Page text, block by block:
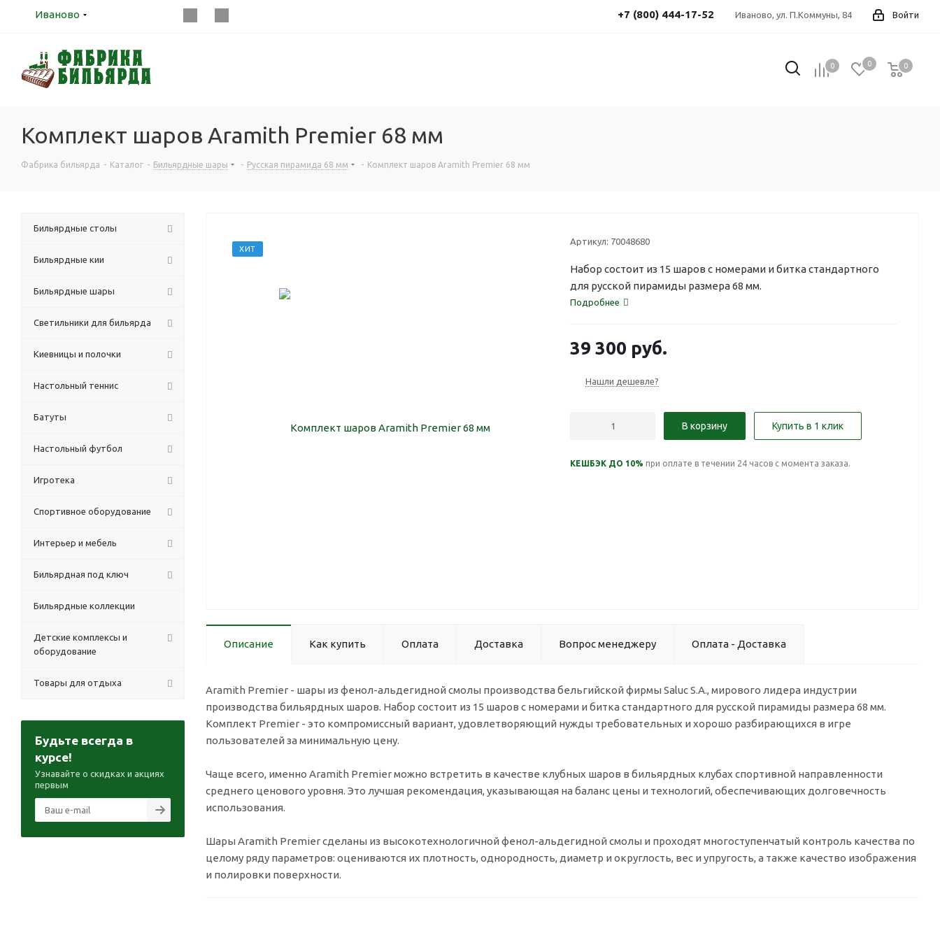
Иваново Войти
Иваново, ул. П.Коммуны, 84
+7 (800) 444-17-52
0 0 0
0
Комплект шаров Aramith Premier 68 мм
Фабрика бильярда - Каталог - Бильярдные шары - Русская пирамида 68 мм - Комплект шаров Aramith Premier 68 мм
ХИТ
Артикул: 70048680
Набор состоит из 15 шаров с номерами и битка стандартного
для русской пирамиды размера 68 мм.
Подробнее
39 300 руб.
Нашли дешевле?
В корзину Купить в 1 клик
КЕШБЭК ДО 10% при оплате в течении 24 часов с момента заказа.
Описание Как купить Оплата Доставка Вопрос менеджеру Оплата - Доставка
Aramith Premier - шары из фенол-альдегидной смолы производства бельгийской фирмы Saluc S.A., мирового лидера индустрии
производства бильярдных шаров. Набор состоит из 15 шаров с номерами и битка стандартного для русской пирамиды размера 68 мм.
Комплект Premier - это компромиссный вариант, удовлетворяющий нужды требовательных и хорошо разбирающихся в игре
пользователей за минимальную цену.
Чаще всего, именно Aramith Premier можно встретить в качестве клубных шаров в бильярдных клубах спортивной направленности
среднего ценового уровня. Это лучшая рекомендация, указывающая на баланс цены и технологий, обеспечивающих долговечность
использования.
Шары Aramith Premier сделаны из высокотехнологичной фенол-альдегидной смолы и проходят многоступенчатый контроль качества по
целому ряду параметров: оцениваются их плотность, однородность, диаметр и округлость, вес и упругость, а также качество изображения
и полировки поверхности.
Бильярдные столы
Бильярдные кии
Бильярдные шары
Светильники для бильярда
Киевницы и полочки
Настольный теннис
Батуты
Настольный футбол
Игротека
Спортивное оборудование
Интерьер и мебель
Бильярдная под ключ
Бильярдные коллекции
Детские комплексы и
оборудование
Товары для отдыха
Будьте всегда в
курсе!
Узнавайте о скидках и акциях
первым